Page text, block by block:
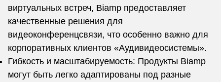
виртуальных встреч, Biamp предоставляет
качественные решения для
видеоконференцсвязи, что особенно важно для
корпоративных клиентов «Аудивидеосистемы».
Гибкость и масштабируемость: Продукты Biamp
могут быть легко адаптированы под разные